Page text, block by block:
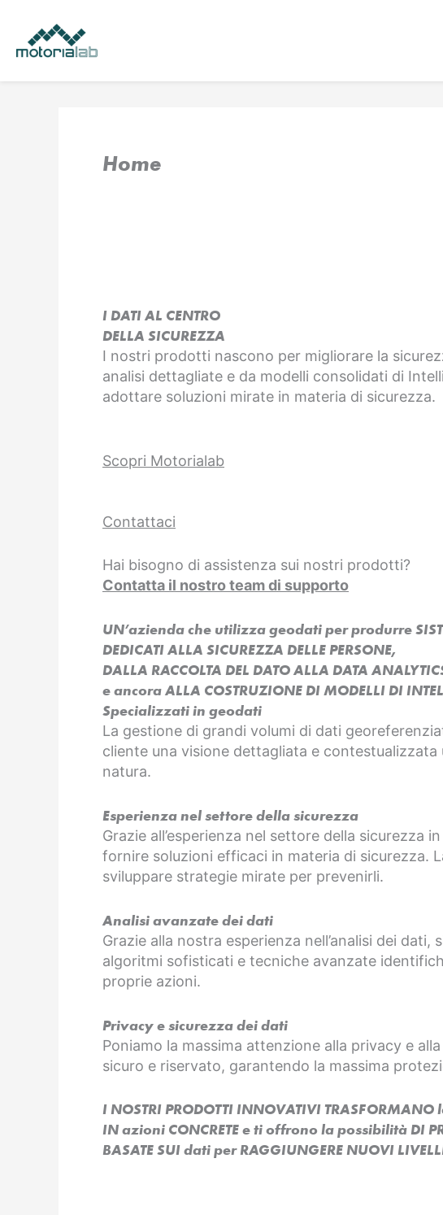
contenuto
Home
I DATI AL CENTRO
DELLA SICUREZZA
I nostri prodotti nascono per migliorare la
analisi dettagliate e da modelli consolidati di
adottare soluzioni mirate in materia di sicurezza.
Scopri Motorialab
Contattaci
Hai bisogno di assistenza sui nostri prodotti?
Contatta il nostro team di supporto
UN’azienda che utilizza geodati per produrre
DEDICATI ALLA SICUREZZA DELLE PERSONE,
DALLA RACCOLTA DEL DATO ALLA DATA
e ancora ALLA COSTRUZIONE DI MODELLI DI
Specializzati in geodati
La gestione di grandi volumi di dati
cliente una visione dettagliata e
natura.
Esperienza nel settore della sicurezza
Grazie all’esperienza nel settore della sicurezza
fornire soluzioni efficaci in materia di sicurezza.
sviluppare strategie mirate per prevenirli.
Analisi avanzate dei dati
Grazie alla nostra esperienza nell’analisi dei
algoritmi sofisticati e tecniche avanzate
proprie azioni.
Privacy e sicurezza dei dati
Poniamo la massima attenzione alla privacy e
sicuro e riservato, garantendo la massima
I NOSTRI PRODOTTI INNOVATIVI
IN azioni CONCRETE e ti offrono la possibilità DI
BASATE SUI dati per RAGGIUNGERE NUOVI